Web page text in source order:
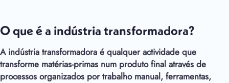
O que é a indústria transformadora?
A indústria transformadora é qualquer actividade que
transforme matérias-primas num produto final através de
processos organizados por trabalho manual, ferramentas,